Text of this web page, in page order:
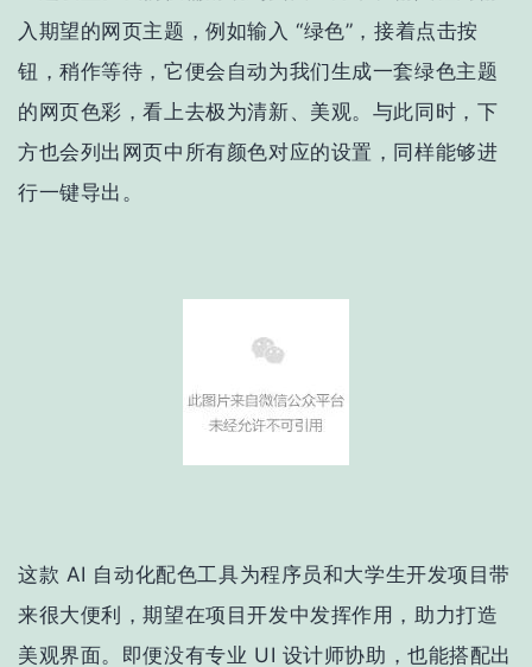
入期望的网页主题，例如输入 “绿色”，接着点击按
钮，稍作等待，它便会自动为我们生成一套绿色主题
的网页色彩，看上去极为清新、美观。与此同时，下
方也会列出网页中所有颜色对应的设置，同样能够进
行一键导出。
这款 AI 自动化配色工具为程序员和大学生开发项目带
来很大便利，期望在项目开发中发挥作用，助力打造
美观界面。即便没有专业 UI 设计师协助，也能搭配出